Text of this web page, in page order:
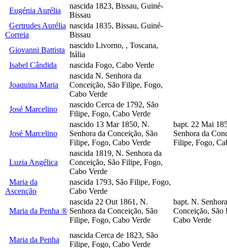
Eugénia Aurélia
nascida 1823, Bissau, Guiné-
Bissau
Gertrudes Aurélia
Correia
nascida 1835, Bissau, Guiné-
Bissau
Giovanni Battista
nascido Livorno, , Toscana,
Itália
Isabel Cândida
nascida Fogo, Cabo Verde
Joaquina Maria
nascida N. Senhora da
Conceição, São Filipe, Fogo,
Cabo Verde
José Marcelino
nascido Cerca de 1792, São
Filipe, Fogo, Cabo Verde
José Marcelino
nascido 13 Mar 1850, N.
Senhora da Conceição, São
Filipe, Fogo, Cabo Verde
bapt. 22 Mai
Senhora da
Filipe, Fogo,
Luzia Angélica
nascida 1819, N. Senhora da
Conceição, São Filipe, Fogo,
Cabo Verde
Maria da
Ascenção
nascida 1793, São Filipe, Fogo,
Cabo Verde
Maria da Penha ®
nascida 22 Out 1861, N.
Senhora da Conceição, São
Filipe, Fogo, Cabo Verde
bapt. N.
Conceição, São
Cabo Verde
Maria da Penha
nascida Cerca de 1823, São
Filipe, Fogo, Cabo Verde